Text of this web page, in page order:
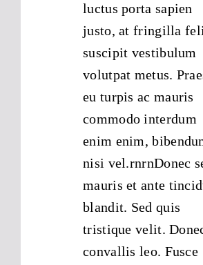
luctus porta sapien
justo, at fringilla
suscipit vestibulum
volutpat metus.
eu turpis ac mauris
commodo interdum
enim enim,
nisi vel.rnrnDonec
mauris et ante
blandit. Sed quis
tristique velit.
convallis leo. Fusce